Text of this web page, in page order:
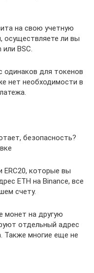
на свою учетную
осуществляете ли вы
BSC.
одинаков для токенов
нет необходимости в
безопасность?
ERC20, которые вы
ETH на Binance, все
счету.
монет на другую
отдельный адрес
Также многие еще не